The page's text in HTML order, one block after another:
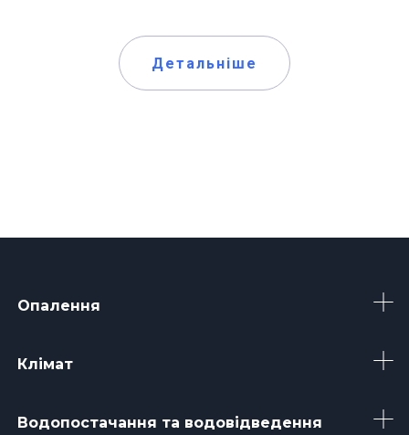
Детальніше
Опалення
Клімат
Водопостачання та водовідведення